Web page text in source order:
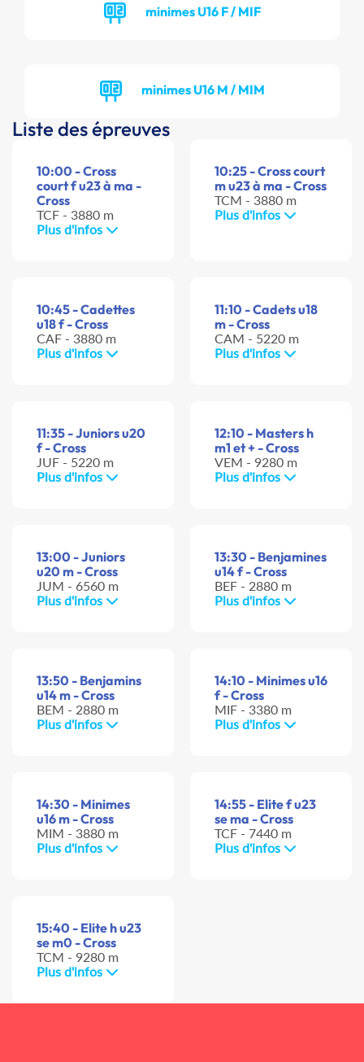
minimes U16 F / MIF
minimes U16 M / MIM
Liste des épreuves
10:00 - Cross
court f u23 à ma -
Cross
TCF - 3880 m
Plus d'infos
10:25 - Cross court
m u23 à ma - Cross
TCM - 3880 m
Plus d'infos
10:45 - Cadettes
u18 f - Cross
CAF - 3880 m
Plus d'infos
11:10 - Cadets u18
m - Cross
CAM - 5220 m
Plus d'infos
11:35 - Juniors u20
f - Cross
JUF - 5220 m
Plus d'infos
12:10 - Masters h
m1 et + - Cross
VEM - 9280 m
Plus d'infos
13:00 - Juniors
u20 m - Cross
JUM - 6560 m
Plus d'infos
13:30 - Benjamines
u14 f - Cross
BEF - 2880 m
Plus d'infos
13:50 - Benjamins
u14 m - Cross
BEM - 2880 m
Plus d'infos
14:10 - Minimes u16
f - Cross
MIF - 3380 m
Plus d'infos
14:30 - Minimes
u16 m - Cross
MIM - 3880 m
Plus d'infos
14:55 - Elite f u23
se ma - Cross
TCF - 7440 m
Plus d'infos
15:40 - Elite h u23
se m0 - Cross
TCM - 9280 m
Plus d'infos